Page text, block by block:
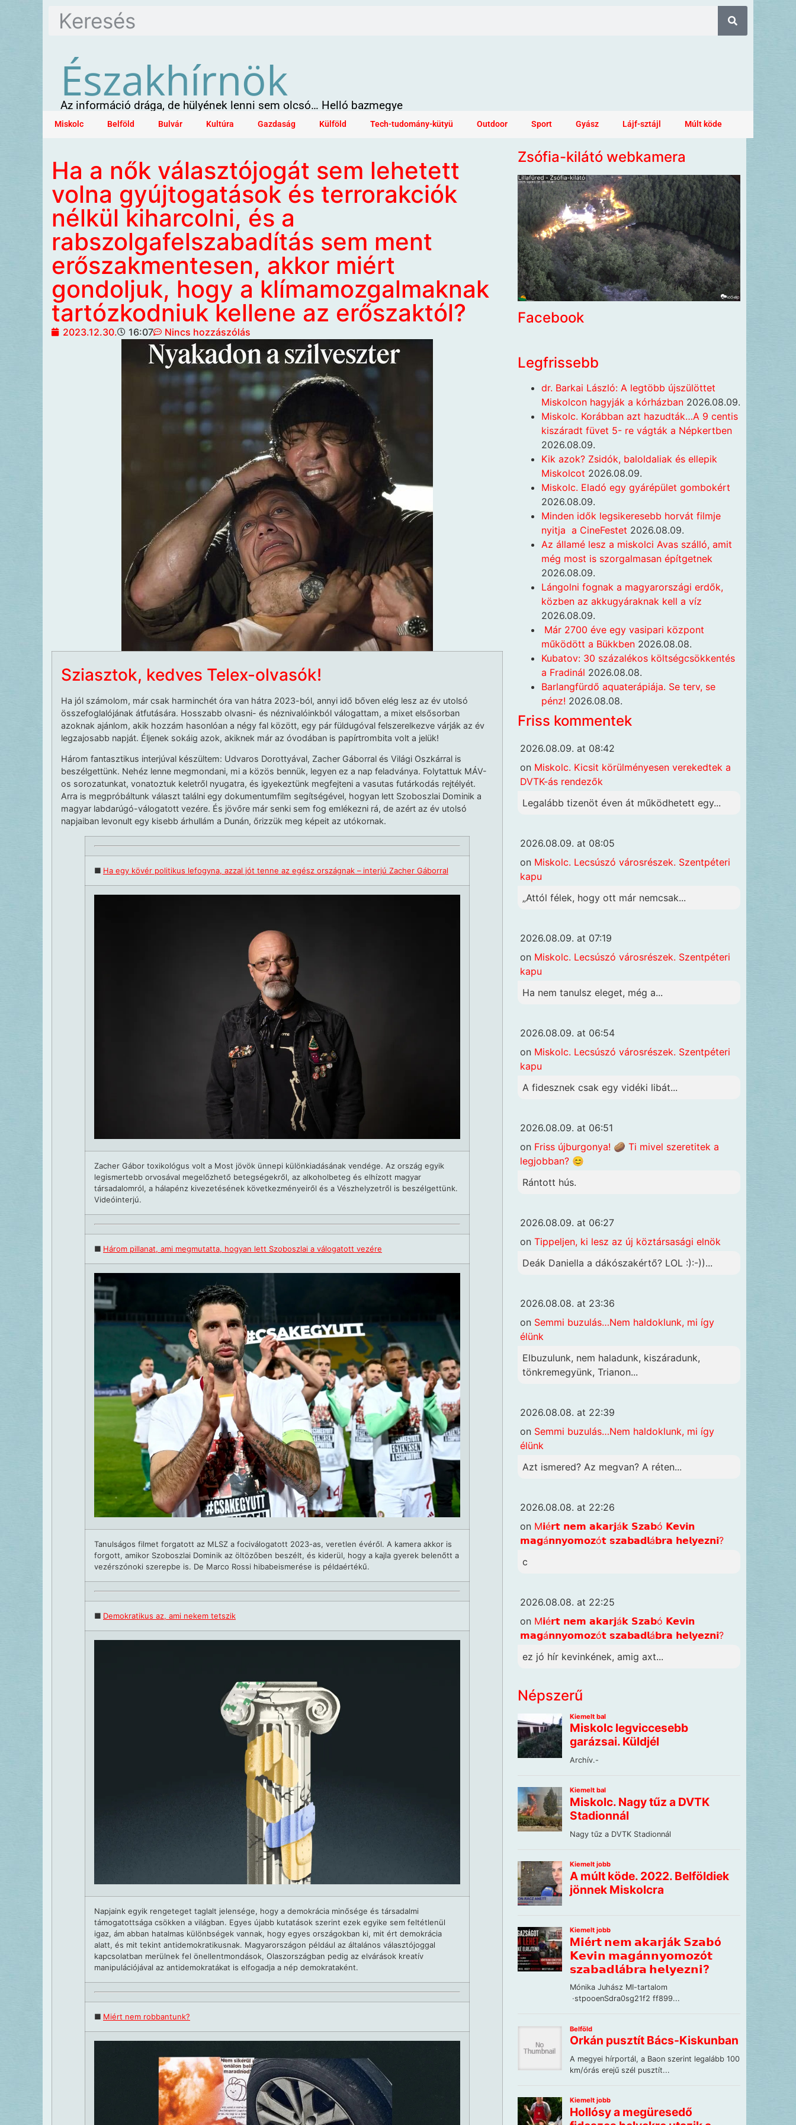
Északhírnök
Az információ drága, de hülyének lenni sem olcsó… Helló bazmegye
Miskolc Belföld Bulvár Kultúra Gazdaság Külföld Tech-tudomány-kütyü Outdoor Sport Gyász Lájf-sztájl Múlt köde
Ha a nők választójogát sem lehetett
volna gyújtogatások és terrorakciók
nélkül kiharcolni, és a
rabszolgafelszabadítás sem ment
erőszakmentesen, akkor miért
gondoljuk, hogy a klímamozgalmaknak
tartózkodniuk kellene az erőszaktól?
2023.12.30. 16:07 Nincs hozzászólás
Sziasztok, kedves Telex-olvasók!
Ha jól számolom, már csak harminchét óra van hátra 2023-ból, annyi idő bőven elég lesz az év utolsó
összefoglalójának átfutására. Hosszabb olvasni- és néznivalóinkból válogattam, a mixet elsősorban
azoknak ajánlom, akik hozzám hasonlóan a négy fal között, egy pár füldugóval felszerelkezve várják az év
legzajosabb napját. Éljenek sokáig azok, akiknek már az óvodában is papírtrombita volt a jelük!
Három fantasztikus interjúval készültem: Udvaros Dorottyával, Zacher Gáborral és Világi Oszkárral is
beszélgettünk. Nehéz lenne megmondani, mi a közös bennük, legyen ez a nap feladványa. Folytattuk MÁV-
os sorozatunkat, vonatoztuk keletről nyugatra, és igyekeztünk megfejteni a vasutas futárkodás rejtélyét.
Arra is megpróbáltunk választ találni egy dokumentumfilm segítségével, hogyan lett Szoboszlai Dominik a
magyar labdarúgó-válogatott vezére. És jövőre már senki sem fog emlékezni rá, de azért az év utolsó
napjaiban levonult egy kisebb árhullám a Dunán, őrizzük meg képeit az utókornak.
■ Ha egy kövér politikus lefogyna, azzal jót tenne az egész országnak – interjú Zacher Gáborral
Zacher Gábor toxikológus volt a Most jövök ünnepi különkiadásának vendége. Az ország egyik
legismertebb orvosával megelőzhető betegségekről, az alkoholbeteg és elhízott magyar
társadalomról, a hálapénz kivezetésének következményeiről és a Vészhelyzetről is beszélgettünk.
Videóinterjú.
■ Három pillanat, ami megmutatta, hogyan lett Szoboszlai a válogatott vezére
Tanulságos filmet forgatott az MLSZ a fociválogatott 2023-as, veretlen évéről. A kamera akkor is
forgott, amikor Szoboszlai Dominik az öltözőben beszélt, és kiderül, hogy a kajla gyerek belenőtt a
vezérszónoki szerepbe is. De Marco Rossi hibabeismerése is példaértékű.
■ Demokratikus az, ami nekem tetszik
Napjaink egyik rengeteget taglalt jelensége, hogy a demokrácia minősége és társadalmi
támogatottsága csökken a világban. Egyes újabb kutatások szerint ezek egyike sem feltétlenül
igaz, ám abban hatalmas különbségek vannak, hogy egyes országokban ki, mit ért demokrácia
alatt, és mit tekint antidemokratikusnak. Magyarországon például az általános választójoggal
kapcsolatban merülnek fel önellentmondások, Olaszországban pedig az elvárások kreatív
manipulációjával az antidemokratákat is elfogadja a nép demokrataként.
■ Miért nem robbantunk?
Zsófia-kilátó webkamera
Facebook
Legfrissebb
dr. Barkai László: A legtöbb újszülöttet
Miskolcon hagyják a kórházban 2026.08.09.
Miskolc. Korábban azt hazudták…A 9 centis
kiszáradt füvet 5- re vágták a Népkertben
2026.08.09.
Kik azok? Zsidók, baloldaliak és ellepik
Miskolcot 2026.08.09.
Miskolc. Eladó egy gyárépület gombokért
2026.08.09.
Minden idők legsikeresebb horvát filmje
nyitja a CineFestet 2026.08.09.
Az államé lesz a miskolci Avas szálló, amit
még most is szorgalmasan építgetnek
2026.08.09.
Lángolni fognak a magyarországi erdők,
közben az akkugyáraknak kell a víz
2026.08.09.
Már 2700 éve egy vasipari központ
működött a Bükkben 2026.08.08.
Kubatov: 30 százalékos költségcsökkentés
a Fradinál 2026.08.08.
Barlangfürdő aquaterápiája. Se terv, se
pénz! 2026.08.08.
Friss kommentek
2026.08.09. at 08:42
on Miskolc. Kicsit körülményesen verekedtek a
DVTK-ás rendezők
Legalább tizenöt éven át működhetett egy...
2026.08.09. at 08:05
on Miskolc. Lecsúszó városrészek. Szentpéteri
kapu
„Attól félek, hogy ott már nemcsak...
2026.08.09. at 07:19
on Miskolc. Lecsúszó városrészek. Szentpéteri
kapu
Ha nem tanulsz eleget, még a...
2026.08.09. at 06:54
on Miskolc. Lecsúszó városrészek. Szentpéteri
kapu
A fidesznek csak egy vidéki libát...
2026.08.09. at 06:51
on Friss újburgonya! 🥔 Ti mivel szeretitek a
legjobban? 😊
Rántott hús.
2026.08.09. at 06:27
on Tippeljen, ki lesz az új köztársasági elnök
Deák Daniella a dákószakértő? LOL :):-))...
2026.08.08. at 23:36
on Semmi buzulás…Nem haldoklunk, mi így
élünk
Elbuzulunk, nem haladunk, kiszáradunk,
tönkremegyünk, Trianon...
2026.08.08. at 22:39
on Semmi buzulás…Nem haldoklunk, mi így
élünk
Azt ismered? Az megvan? A réten...
2026.08.08. at 22:26
on M𝗶é𝗿𝘁 𝗻𝗲𝗺 𝗮𝗸𝗮𝗿𝗷á𝗸 𝗦𝘇𝗮𝗯ó 𝗞𝗲𝘃𝗶𝗻
𝗺𝗮𝗴á𝗻𝗻𝘆𝗼𝗺𝗼𝘇ó𝘁 𝘀𝘇𝗮𝗯𝗮𝗱𝗹á𝗯𝗿𝗮 𝗵𝗲𝗹𝘆𝗲𝘇𝗻𝗶?
c
2026.08.08. at 22:25
on M𝗶é𝗿𝘁 𝗻𝗲𝗺 𝗮𝗸𝗮𝗿𝗷á𝗸 𝗦𝘇𝗮𝗯ó 𝗞𝗲𝘃𝗶𝗻
𝗺𝗮𝗴á𝗻𝗻𝘆𝗼𝗺𝗼𝘇ó𝘁 𝘀𝘇𝗮𝗯𝗮𝗱𝗹á𝗯𝗿𝗮 𝗵𝗲𝗹𝘆𝗲𝘇𝗻𝗶?
ez jó hír kevinkének, amig axt...
Népszerű